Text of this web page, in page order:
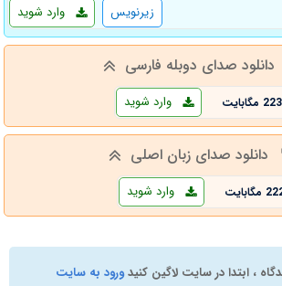
وارد شوید زیرنویس
دانلود صدای دوبله فارسی
223 مگابایت وارد شوید
دانلود صدای زبان اصلی
مگابایت وارد شوید
، ابتدا در سایت لاگین کنیدورود به سایت